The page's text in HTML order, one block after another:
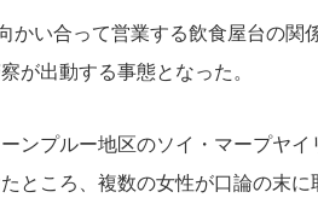
かい合って営業する飲食屋台の関
が出動する事態となった。
ンプルー地区のソイ・マープヤイ
ところ、複数の女性が口論の末に